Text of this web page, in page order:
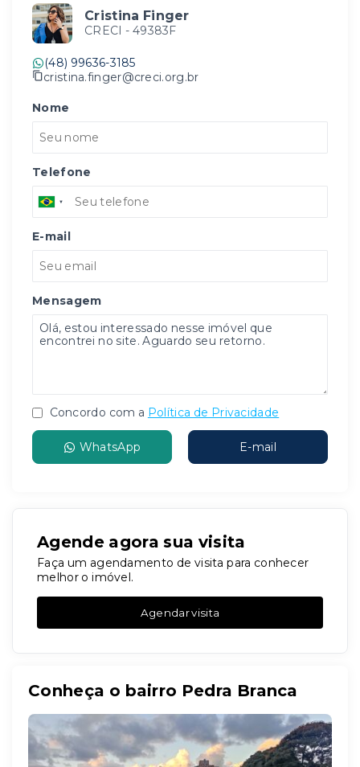
Cristina Finger
CRECI - 49383F
(48) 99636-3185
cristina.finger@creci.org.br
Nome
Telefone
E-mail
Mensagem
Concordo com a Política de Privacidade
WhatsApp E-mail
Agende agora sua visita
Faça um agendamento de visita para conhecer
melhor o imóvel.
Agendar visita
Conheça o bairro Pedra Branca